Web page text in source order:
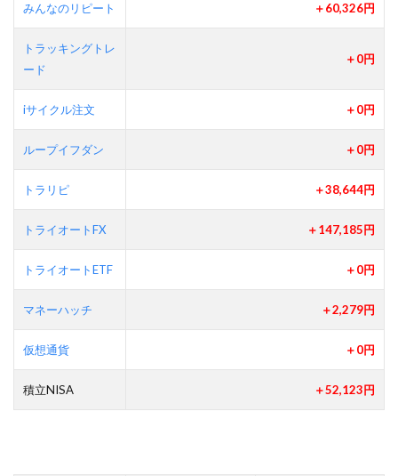
みんなのリピート ＋60,326円
トラッキングトレ
ード
＋0円
iサイクル注文 ＋0円
ループイフダン ＋0円
トラリピ ＋38,644円
トライオートFX ＋147,185円
トライオートETF ＋0円
マネーハッチ ＋2,279円
仮想通貨 ＋0円
積立NISA ＋52,123円